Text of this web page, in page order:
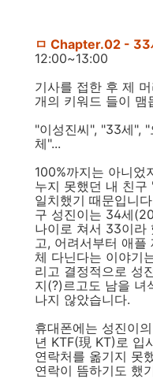
ㅁ Chapter.02 - 33
12:00~13:00
기사를 접한 후 제
개의 키워드 들이 맴
"이성진씨", "33세",
체"...
100%까지는 아니었
누지 못했던 내 친
일치했기 때문입니
구 성진이는 34세
나이로 쳐서 33이라
고, 어려서부터 애플
체 다닌다는 이야기
리고 결정적으로 성
지(?)르고도 남을 녀
나지 않았습니다.
휴대폰에는 성진이
년 KTF(現 KT)로 입
연락처를 옮기지 못
연락이 뜸하기도 했